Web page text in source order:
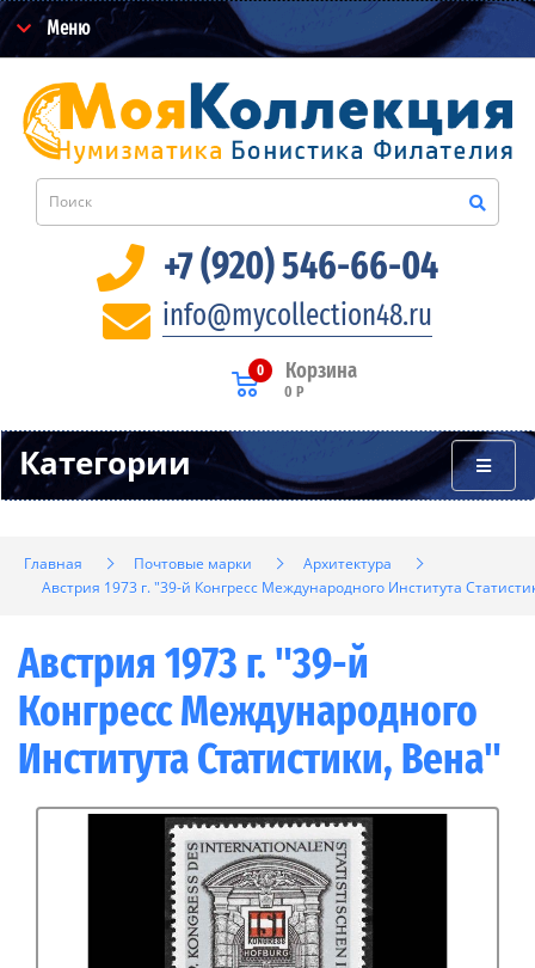
Меню
+7 (920) 546-66-04
info@mycollection48.ru
Корзина
0
0 Р
Категории
Главная Почтовые марки
Архитектура
Австрия 1973 г. "39-й Конгресс Международного Института
Австрия 1973 г. "39-й
Конгресс Международного
Института Статистики, Вена"